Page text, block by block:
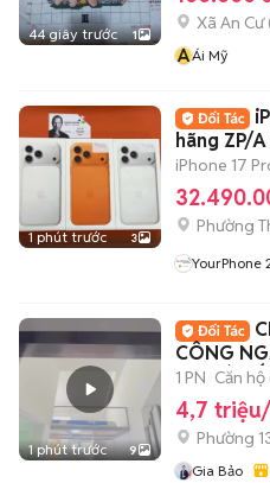
44 giây trước 1
Xã An Cư
ÁÁi Mỹ
1 phút trước 3
iPhone 17
Phường
YourPhone
1 phút trước 9
CÔNG
10 GIÁ
1 PN Căn
4,7
Phường
Gia Bảo